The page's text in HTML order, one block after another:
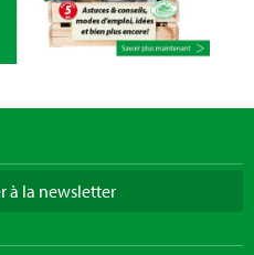
à la newsletter